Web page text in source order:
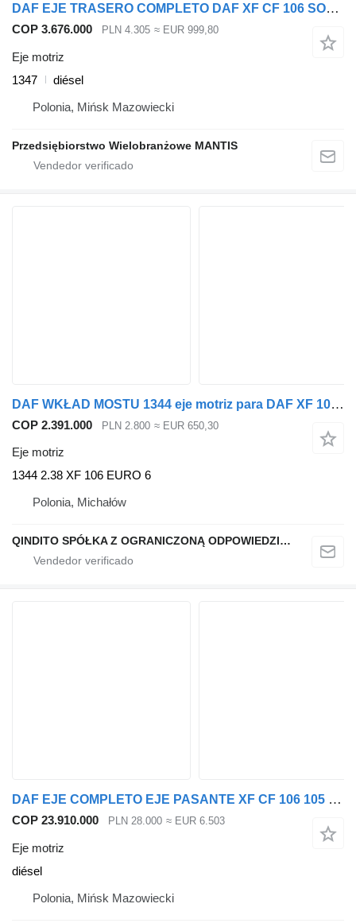
DAF EJE TRASERO COMPLETO DAF XF CF 106 SOLOWKA 6X2 2.25 1347 eje motriz para cabeza tractora
COP 3.676.000 PLN 4.305 ≈ EUR 999,80
Eje motriz
1347
diésel
Polonia, Mińsk Mazowiecki
Przedsiębiorstwo Wielobranżowe MANTIS
DAF WKŁAD MOSTU 1344 eje motriz para DAF XF 106 EURO 6 cabeza tractora
COP 2.391.000 PLN 2.800 ≈ EUR 650,30
Eje motriz
1344 2.38 XF 106 EURO 6
Polonia, Michałów
QINDITO SPÓŁKA Z OGRANICZONĄ ODPOWIEDZIALNOŚCIĄ
DAF EJE COMPLETO EJE PASANTE XF CF 106 105 RELACIÓN 4, eje motriz para camión
COP 23.910.000 PLN 28.000 ≈ EUR 6.503
Eje motriz
diésel
Polonia, Mińsk Mazowiecki